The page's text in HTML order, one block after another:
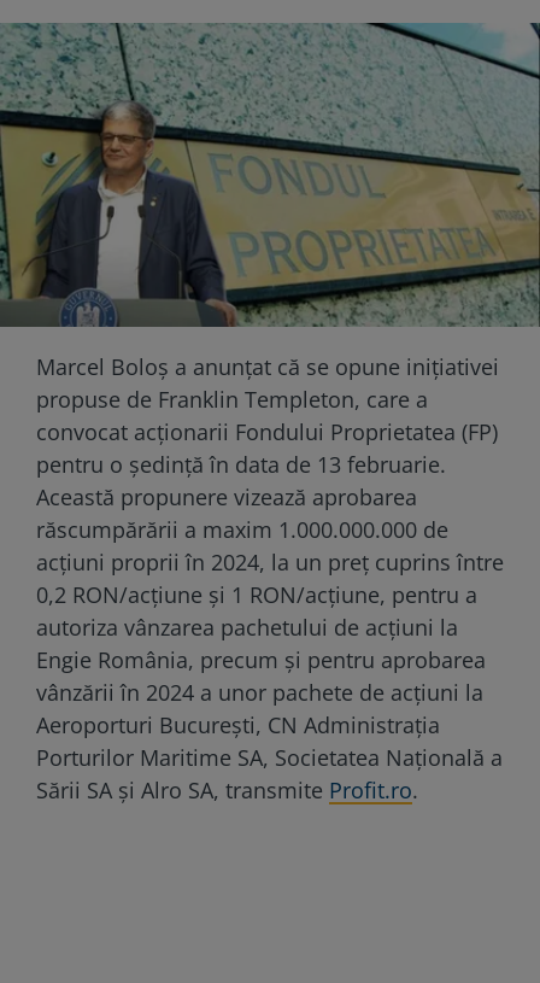
Marcel Boloș a anunțat că se opune inițiativei
propuse de Franklin Templeton, care a
convocat acționarii Fondului Proprietatea (FP)
pentru o ședință în data de 13 februarie.
Această propunere vizează aprobarea
răscumpărării a maxim 1.000.000.000 de
acțiuni proprii în 2024, la un preț cuprins între
0,2 RON/acțiune și 1 RON/acțiune, pentru a
autoriza vânzarea pachetului de acțiuni la
Engie România, precum și pentru aprobarea
vânzării în 2024 a unor pachete de acțiuni la
Aeroporturi București, CN Administrația
Porturilor Maritime SA, Societatea Națională a
Sării SA și Alro SA, transmite Profit.ro.